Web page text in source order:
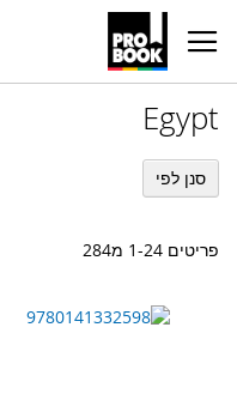
Skip
Egypt
פריטים 1-24 מ284
סנן לפי